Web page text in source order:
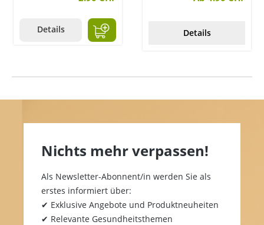
Details Details
Nichts mehr verpassen!
Als Newsletter-Abonnent/in werden Sie als
erstes informiert über:
✔ Exklusive Angebote und Produktneuheiten
✔ Relevante Gesundheitsthemen